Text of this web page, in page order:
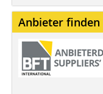
Anbieter finden